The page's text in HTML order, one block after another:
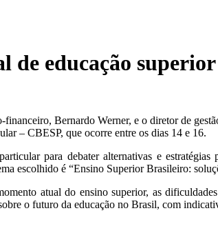
de educação superior
Bernardo Werner, e o diretor de
– CBESP, que ocorre entre os dias 14 e 16.
para debater alternativas e
escolhido é “Ensino Superior Brasileiro:
atual do ensino superior, as
o futuro da educação no Brasil, com